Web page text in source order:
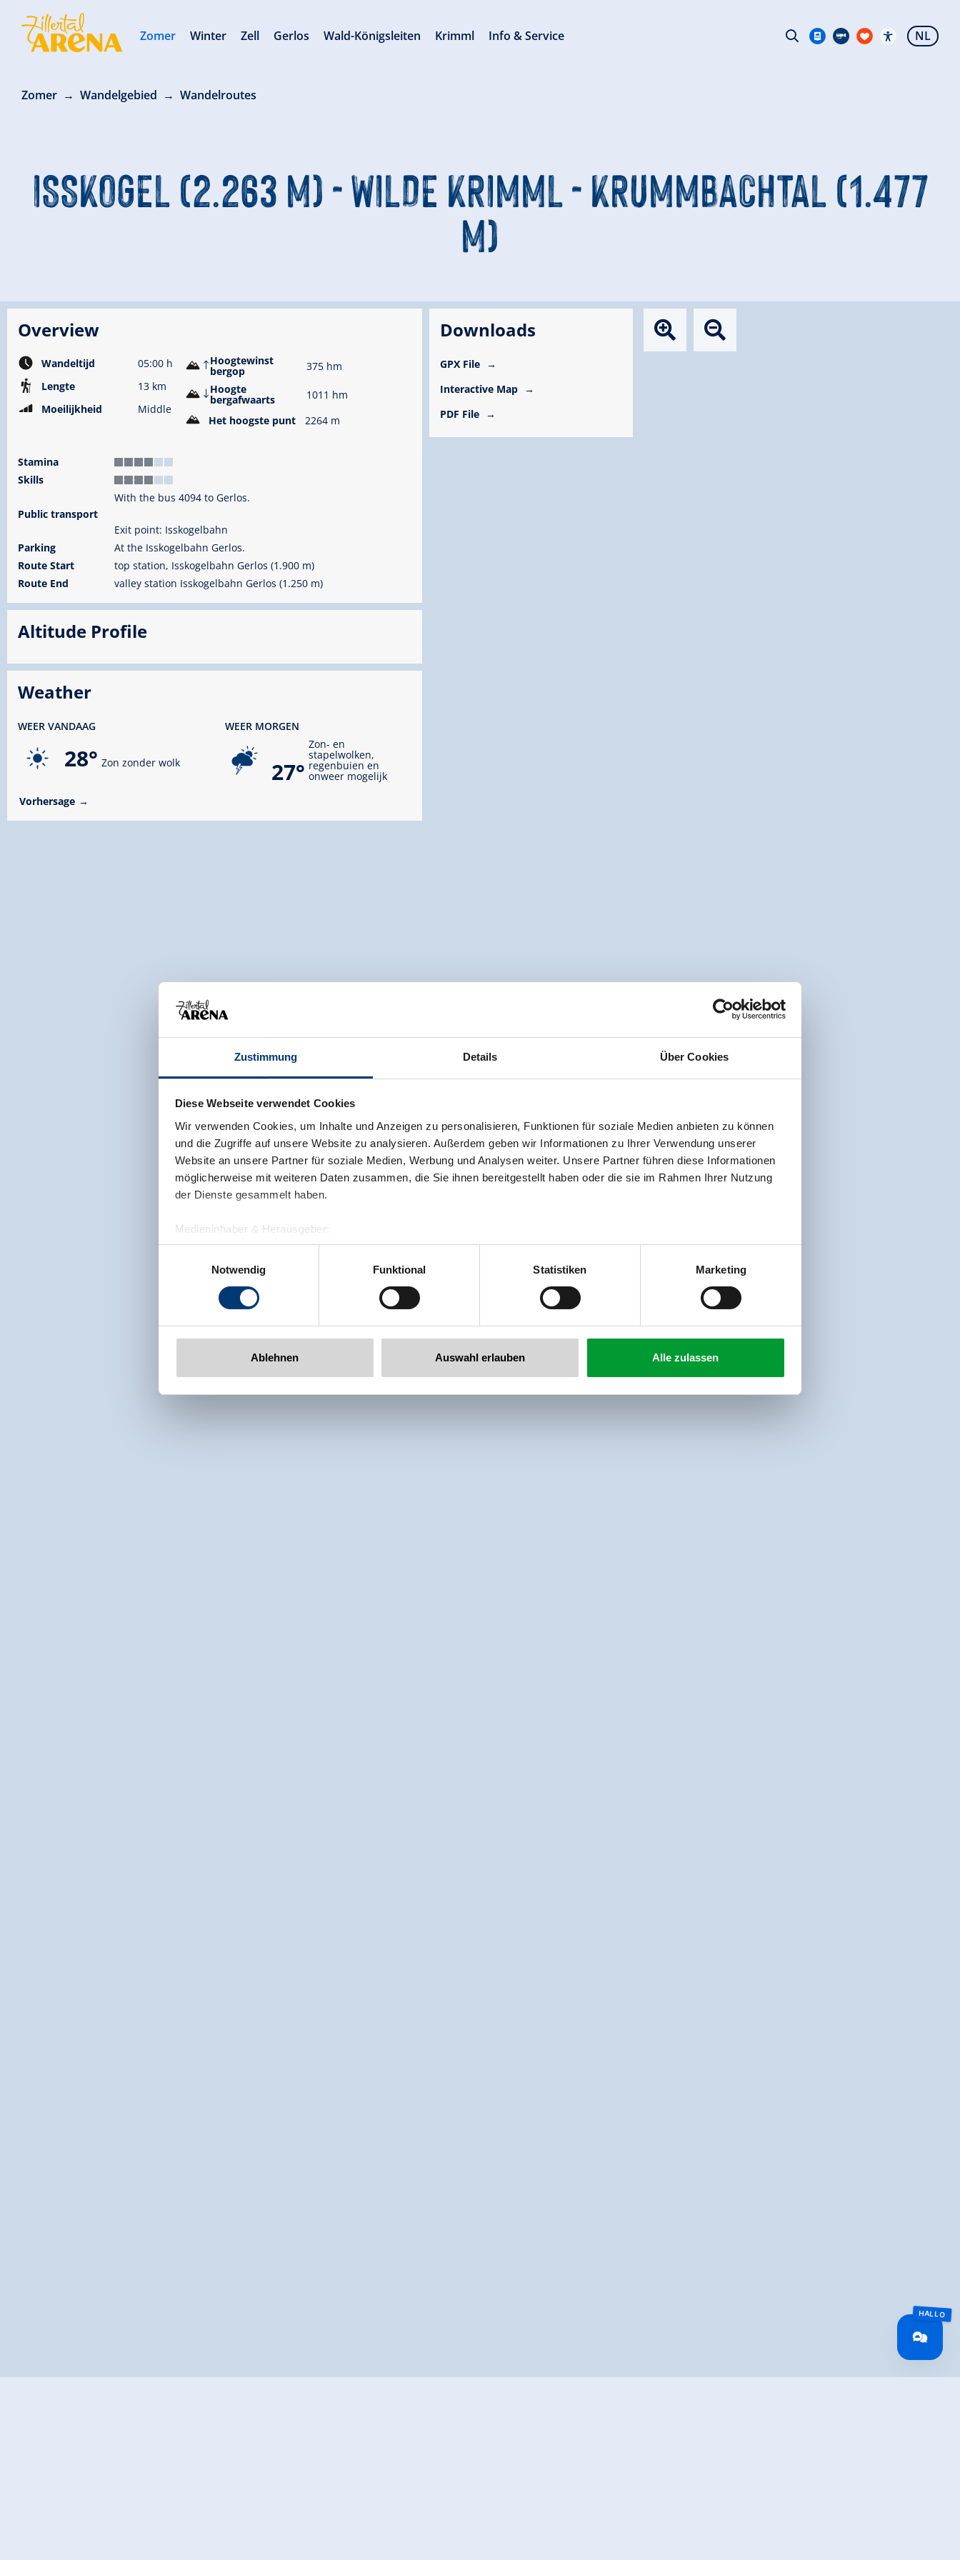
Zustimmung Details Über Cookies
Diese Webseite verwendet Cookies
Wir verwenden Cookies, um Inhalte und Anzeigen zu personalisieren, Funktionen für soziale Medien anbieten zu können
und die Zugriffe auf unsere Website zu analysieren. Außerdem geben wir Informationen zu Ihrer Verwendung unserer
Website an unsere Partner für soziale Medien, Werbung und Analysen weiter. Unsere Partner führen diese Informationen
möglicherweise mit weiteren Daten zusammen, die Sie ihnen bereitgestellt haben oder die sie im Rahmen Ihrer Nutzung
der Dienste gesammelt haben.
Medieninhaber & Herausgeber:
Zeller Bergbahnen Zillertal GmbH & Co KG
Rohr 23// A-6280 Zell am Ziller
www.zillertalarena.com
Notwendig
Funktional Statistiken Marketing
Ablehnen Auswahl erlauben Alle zulassen
Zomer Wandelgebied Wandelroutes
ISSKOGEL (2.263 M) - WILDE KRIMML - KRUMMBACHTAL (1.477
M)
Overview
Wandeltijd
05:00 h
Lengte
13 km
Moeilijkheid
Middle
Hoogtewinst
bergop
375 hm
Hoogte
bergafwaarts
1011 hm
Het hoogste punt
2264 m
Stamina
Skills
Public transport
With the bus 4094 to Gerlos.
Exit point: Isskogelbahn
Parking
At the Isskogelbahn Gerlos.
Route Start
top station, Isskogelbahn Gerlos (1.900 m)
Route End
valley station Isskogelbahn Gerlos (1.250 m)
Altitude Profile
Weather
WEER VANDAAG
28° Zon zonder wolk
WEER MORGEN
27°
Zon- en
stapelwolken,
regenbuien en
onweer mogelijk
Vorhersage
Downloads
GPX File
Interactive Map
PDF File
Zomer Winter Zell Gerlos Wald-Königsleiten Krimml Info & Service NL